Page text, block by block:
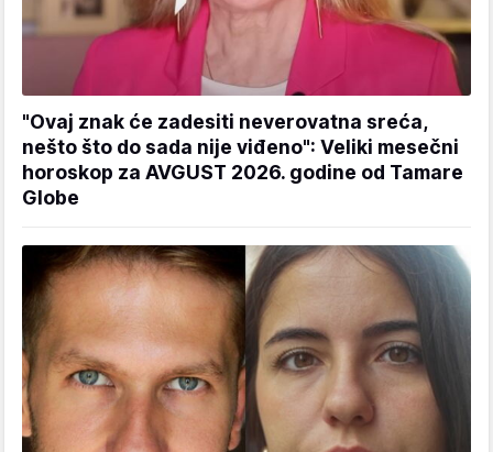
"Ovaj znak će zadesiti neverovatna sreća,
nešto što do sada nije viđeno": Veliki mesečni
horoskop za AVGUST 2026. godine od Tamare
Globe